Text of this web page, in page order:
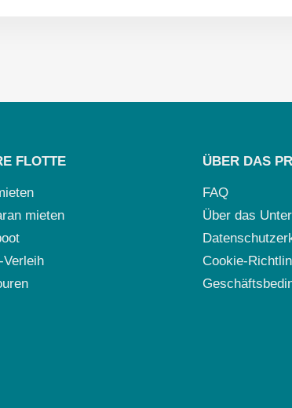
FLOTTE
mieten
ÜBER DAS
FAQ
Über das
Cookie-